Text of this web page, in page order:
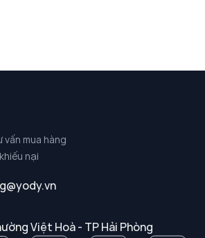
vấn mua hàng
nại
Việt Hoà - TP Hải Phòng